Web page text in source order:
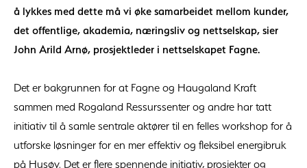
å lykkes med dette må vi øke samarbeidet mellom kunder,
det offentlige, akademia, næringsliv og nettselskap, sier
John Arild Arnø, prosjektleder i nettselskapet Fagne.
Det er bakgrunnen for at Fagne og Haugaland Kraft
sammen med Rogaland Ressurssenter og andre har tatt
initiativ til å samle sentrale aktører til en felles workshop for å
utforske løsninger for en mer effektiv og fleksibel energibruk
på Husøy. Det er flere spennende initiativ, prosjekter og